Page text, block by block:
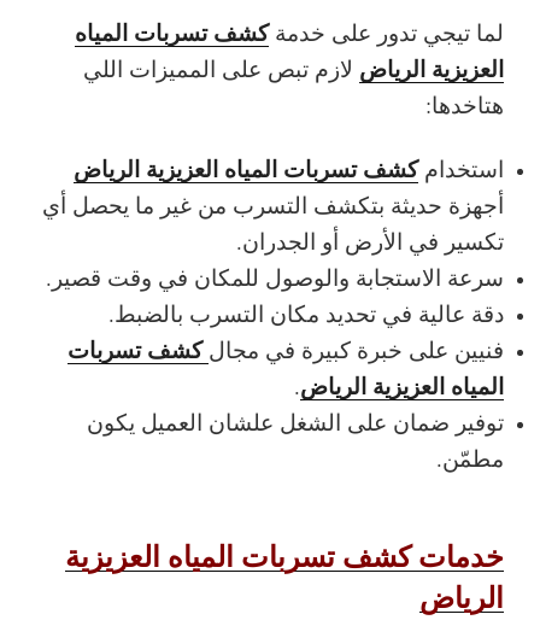
لما تيجي تدور على خدمةكشف تسربات المياه
العزيزية الرياض لازم تبص على المميزات اللي
هتاخدها:
استخدامكشف تسربات المياه العزيزية الرياض
أجهزة حديثة بتكشف التسرب من غير ما يحصل أي
تكسير في الأرض أو الجدران.
سرعة الاستجابة والوصول للمكان في وقت قصير.
دقة عالية في تحديد مكان التسرب بالضبط.
فنيين على خبرة كبيرة في مجال كشف تسربات
المياه العزيزية الرياض.
توفير ضمان على الشغل علشان العميل يكون
مطمّن.
خدمات كشف تسربات المياه العزيزية
الرياض